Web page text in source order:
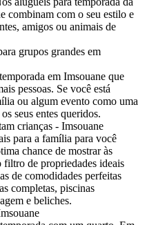
combinam com o seu estilo e
amigos ou animais de
grupos grandes em
em Imsouane que
pessoas. Se você está
ou algum evento como uma
seus entes queridos.
crianças - Imsouane
para a família para você
chance de mostrar às
de propriedades ideais
de comodidades perfeitas
completas, piscinas
e beliches.